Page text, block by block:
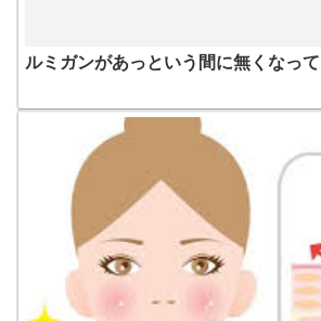
ルミガンがあっという間に無くなっ